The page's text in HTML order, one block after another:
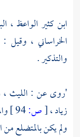
ابن كثير الواعظ ،
الخراساني ، وقيل
والتذكير .
'روى عن : الليث ،
زياد،[ص:
ولم يكن بالمتضلع